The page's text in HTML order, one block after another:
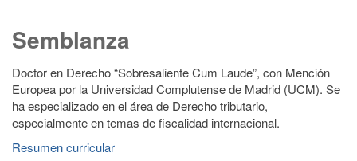
Semblanza
Doctor en Derecho “Sobresaliente Cum Laude”, con Mención
Europea por la Universidad Complutense de Madrid (UCM). Se
ha especializado en el área de Derecho tributario,
especialmente en temas de fiscalidad internacional.
Resumen curricular